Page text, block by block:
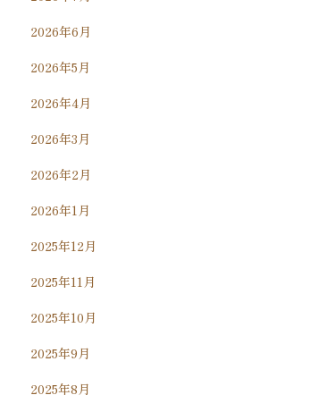
2026年6月
2026年5月
2026年4月
2026年3月
2026年2月
2026年1月
2025年12月
2025年11月
2025年10月
2025年9月
2025年8月